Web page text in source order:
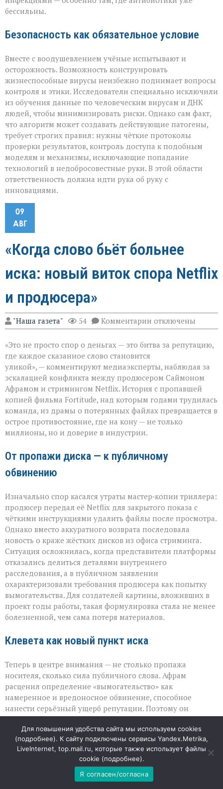
бессильны.
Безопасность как обязательное условие
Вместе с воодушевлением учёные испытывают и
осторожность. Возможность конструировать
жизнеспособные вирусы неизбежно поднимает вопросы
контроля и этики. Исследователи специально исключили
из обучения данные по человеческим вирусам и ДНК
людей, чтобы минимизировать риски. Однако сам факт,
что алгоритм может создавать действующие патогены,
требует строгих правил: нужны чёткие протоколы
проверки результатов, контроль доступа к подобным
моделям и механизмы, исключающие попадание
технологий в недобросовестные руки. В этой области
ответственность должна идти рука об руку с
инновациями.
09
АВГ
«Когда слово бьёт больнее
иска: новый виток спора Netflix
и продюсера»
"Наша газета" 54 Комментарии к
записи
слово
больнее
иска:
новый
виток
спора
Netflix
и
продюсера»
отключены
«Это не просто спор о деньгах — это битва за репутацию,
где каждое сказанное слово становится
уликой», — комментируют медиаэксперты, наблюдая за
эскалацией конфликта между продюсером Саймоном
Афрамом и стримингом Netflix. История с пропавшей
копией фильма Fortitude, над которым годами трудилась
команда, из драмы о потерянных файлах превращается в
острое противостояние, где на кону — не только
миллионы, но и доверие в индустрии.
От пропажи диска — к публичному
обвинению
Изначально спор касался утраты мастер‑копии триллера:
продюсер передал её Netflix для закрытого показа с
чёткими инструкциями удалить файлы после просмотра.
Однако вместо аккуратного возврата последовала
новость о краже жёстких дисков из офиса стриминга.
Ситуация осложнилась, когда представители платформы
отказались делиться деталями внутреннего
расследования, а в публичном заявлении
охарактеризовали требования продюсера как попытку
вымогательства. Для создателей картины, вложивших в
проект годы работы, такая формулировка стала не менее
болезненной, чем сама потеря материалов.
Клевета как новый пункт иска
Теперь в центре внимания — не столько пропажа
носителя, сколько сила публичного слова. Афрам
расценил определение «вымогательство» как
намеренное и вредоносное обвинение, способное
нанести серьёзный ущерб репутации. Поэтому он
дополнил иск требованием признать эти высказывания
клеветой. При этом продюсер не называет конкретную
сумму компенсации: он оставляет этот вопрос на
усмотрение суда, подчёркивая, что важнее восстановить
справедливость и показать, что крупные игроки не могут
безнаказанно ставить под сомнение честность
Для повышения удобства сайта мы используем cookies
(подробнее). К сайту подключены сервисы Yandex.Metrika,
LiveInternet, top.mail.ru, которые также использует файлы
cookie (подробнее).
Я согласен/согласна